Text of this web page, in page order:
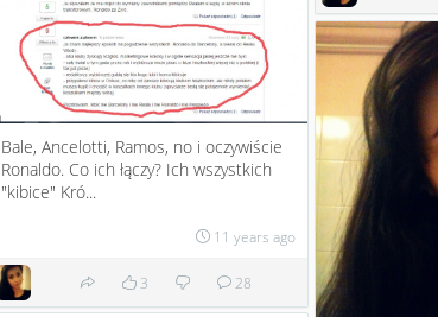
Bale, Ancelotti, Ramos, no i oczywiście
Ronaldo. Co ich łączy? Ich wszystkich
"kibice" Kró...
11 years ago
3 28